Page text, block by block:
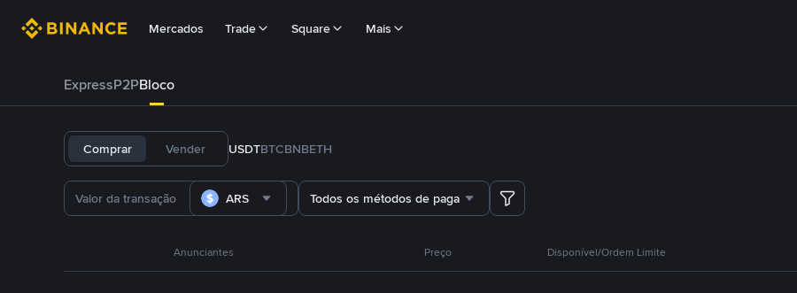
Mercados Trade Square Mais
ExpressP2PBloco
Comprar Vender USDTBTCBNBETH
ARS Todos os métodos de pagamento
Anunciantes Preço Disponível/Ordem Limite